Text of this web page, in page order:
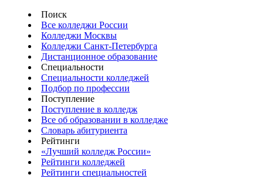
Поиск
Все колледжи России
Колледжи Москвы
Колледжи Санкт-Петербурга
Дистанционное образование
Специальности
Специальности колледжей
Подбор по профессии
Поступление
Поступление в колледж
Все об образовании в колледже
Словарь абитуриента
Рейтинги
«Лучший колледж России»
Рейтинги колледжей
Рейтинги специальностей